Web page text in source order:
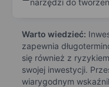
narzędzi do
Warto wiedzieć:
zapewnia
się również z
swojej inwestycji.
wiarygodnym